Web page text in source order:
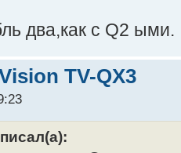
два,как с Q2 ыми.
TV-QX3